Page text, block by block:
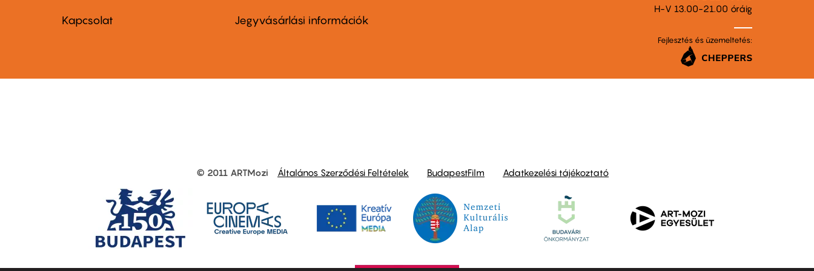
menu
Kapcsolat
menu
Jegyvásárlási információk
H-V 13.00-21.00 óráig
Fejlesztés és üzemeltetés:
other
© 2011 ARTMozi Általános Szerződési Feltételek BudapestFilm Adatkezelési tájékoztató